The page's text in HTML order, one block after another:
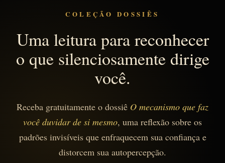
COLEÇÃO DOSSIÊS
Uma leitura para reconhecer
o que silenciosamente dirige
você.
Receba gratuitamente o dossiê O mecanismo que faz
você duvidar de si mesmo, uma reflexão sobre os
padrões invisíveis que enfraquecem sua confiança e
distorcem sua autopercepção.